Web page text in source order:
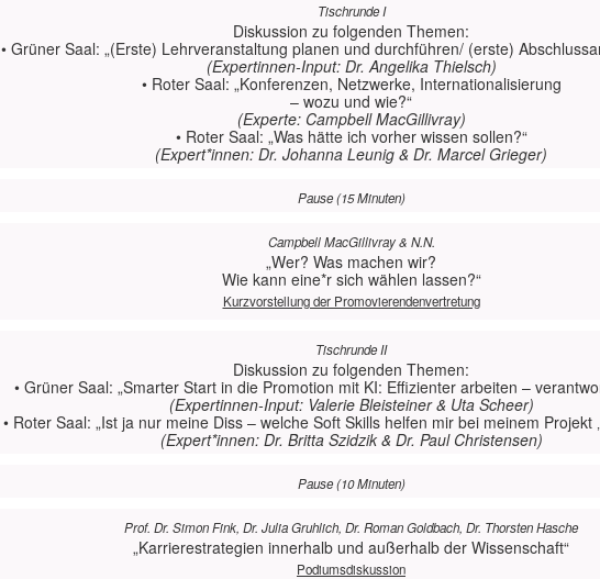
Tischrunde I
Diskussion zu folgenden Themen:
• Grüner Saal: „(Erste) Lehrveranstaltung planen und durchführen/ (erste)
(Expertinnen-Input: Dr. Angelika Thielsch)
• Roter Saal: „Konferenzen, Netzwerke, Internationalisierung
– wozu und wie?“
(Experte: Campbell MacGillivray)
• Roter Saal: „Was hätte ich vorher wissen sollen?“
(Expert*innen: Dr. Johanna Leunig & Dr. Marcel Grieger)
Pause (15 Minuten)
Campbell MacGillivray & N.N.
„Wer? Was machen wir?
Wie kann eine*r sich wählen lassen?“
Kurzvorstellung der Promovierendenvertretung
Tischrunde II
Diskussion zu folgenden Themen:
• Grüner Saal: „Smarter Start in die Promotion mit KI: Effizienter arbeiten –
(Expertinnen-Input: Valerie Bleisteiner & Uta Scheer)
• Roter Saal: „Ist ja nur meine Diss – welche Soft Skills helfen mir bei meinem Projekt
(Expert*innen: Dr. Britta Szidzik & Dr. Paul Christensen)
Pause (10 Minuten)
Prof. Dr. Simon Fink, Dr. Julia Gruhlich, Dr. Roman Goldbach, Dr. Thorsten Hasche
„Karrierestrategien innerhalb und außerhalb der Wissenschaft“
Podiumsdiskussion